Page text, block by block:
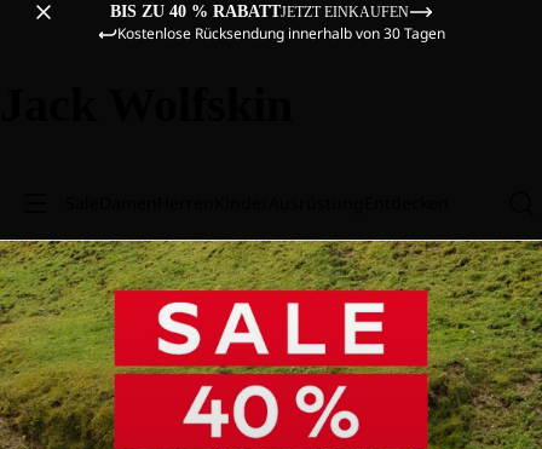
BIS ZU 40 % RABATTJETZT EINKAUFEN
Kostenlose Rücksendung innerhalb von 30 Tagen